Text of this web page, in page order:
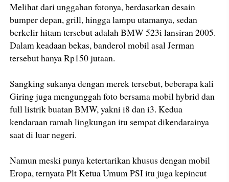
Melihat dari unggahan fotonya, berdasarkan desain
bumper depan, grill, hingga lampu utamanya, sedan
berkelir hitam tersebut adalah BMW 523i lansiran 2005.
Dalam keadaan bekas, banderol mobil asal Jerman
tersebut hanya Rp150 jutaan.
Sangking sukanya dengan merek tersebut, beberapa kali
Giring juga mengunggah foto bersama mobil hybrid dan
full listrik buatan BMW, yakni i8 dan i3. Kedua
kendaraan ramah lingkungan itu sempat dikendarainya
saat di luar negeri.
Namun meski punya ketertarikan khusus dengan mobil
Eropa, ternyata Plt Ketua Umum PSI itu juga kepincut